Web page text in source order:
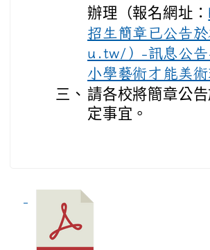
辦理（報名網址：
招生簡章已公告
u.tw/）-訊息公告
小學藝術才能美
三、 請各校將簡章公
定事宜。